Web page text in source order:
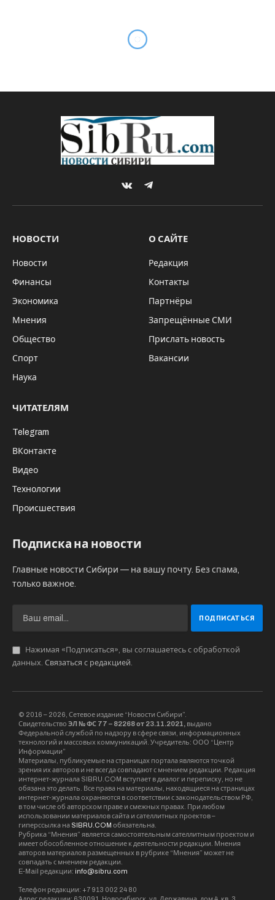
VKontakteTelegram
НОВОСТИ
Новости
Финансы
Экономика
Мнения
Общество
Спорт
Наука
О САЙТЕ
Редакция
Контакты
Партнёры
Запрещённые СМИ
Прислать новость
Вакансии
ЧИТАТЕЛЯМ
Telegram
ВКонтакте
Видео
Технологии
Происшествия
Подписка на новости
Главные новости Сибири — на вашу почту. Без спама,
только важное.
Нажимая «Подписаться», вы соглашаетесь с обработкой
данных. Связаться с редакцией.
© 2016 – 2026, Сетевое издание “Новости Сибири”.
Свидетельство ЭЛ № ФС 77 – 82268 от 23.11.2021, выдано
Федеральной службой по надзору в сфере связи, информационных
технологий и массовых коммуникаций. Учредитель: ООО “Центр
Информации”
Материалы, публикуемые на страницах портала являются точкой
зрения их авторов и не всегда совпадают с мнением редакции. Редакция
интернет-журнала SIBRU.COM вступает в диалог и переписку, но не
обязана это делать. Все права на материалы, находящиеся на страницах
интернет-журнала охраняются в соответствии с законодательством РФ,
в том числе об авторском праве и смежных правах. При любом
использовании материалов сайта и сателлитных проектов –
гиперссылка на SIBRU.COM обязательна.
Рубрика “Мнения” является самостоятельным сателлитным проектом и
имеет обособленное отношение к деятельности редакции. Мнения
авторов материалов размещенных в рубрике “Мнения” может не
совпадать с мнением редакции.
E-Mail редакции: info@sibru.com
Телефон редакции: +7 913 002 24 80